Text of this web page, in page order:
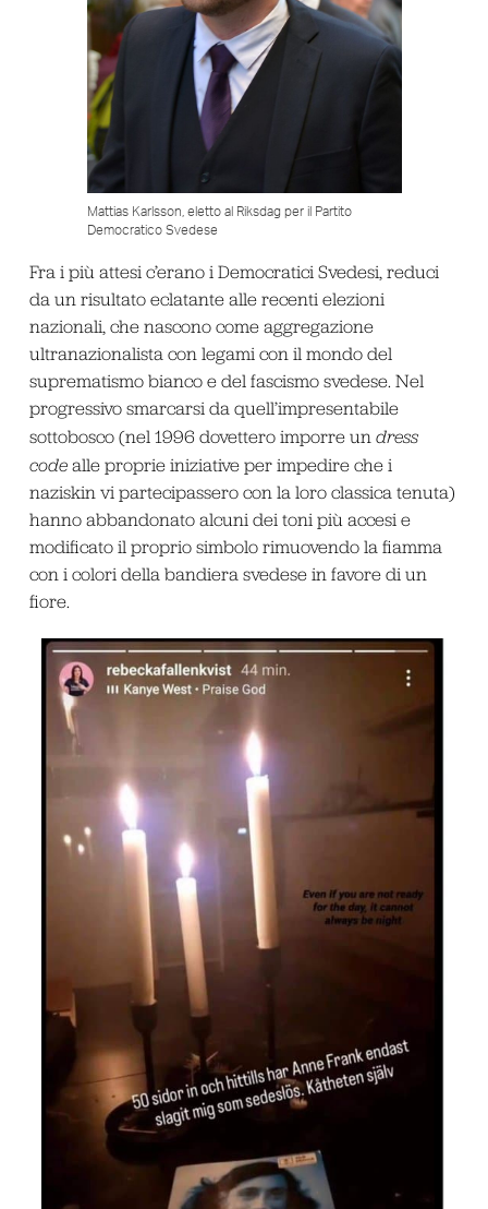
Mattias Karlsson, eletto al Riksdag per il Partito
Democratico Svedese
Fra i più attesi c’erano i Democratici Svedesi, reduci
da un risultato eclatante alle recenti elezioni
nazionali, che nascono come aggregazione
ultranazionalista con legami con il mondo del
suprematismo bianco e del fascismo svedese. Nel
progressivo smarcarsi da quell’impresentabile
sottobosco (nel 1996 dovettero imporre un dress
codealle proprie iniziative per impedire che i
naziskin vi partecipassero con la loro classica tenuta)
hanno abbandonato alcuni dei toni più accesi e
modificato il proprio simbolo rimuovendo la fiamma
con i colori della bandiera svedese in favore di un
fiore.